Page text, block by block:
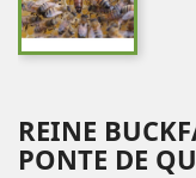
REINE
PONTE DE